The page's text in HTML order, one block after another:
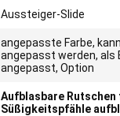
Aussteiger-Slide
angepasste Farbe, kann
angepasst werden, als
angepasst, Option
Aufblasbare
Süßigkeitspfähle